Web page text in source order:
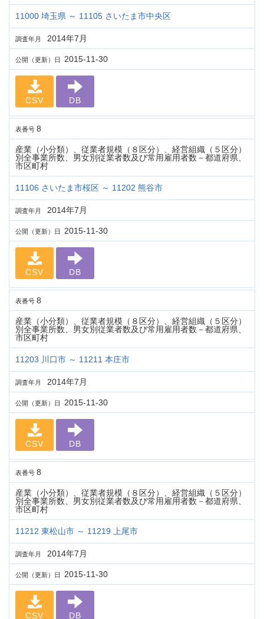
11000 埼玉県 ～ 11105 さいたま市中央区
調査年月 2014年7月
公開（更新）日 2015-11-30
CSV DB
表番号 8
産業（小分類）、従業者規模（８区分）、経営組織（５区分）
別全事業所数、男女別従業者数及び常用雇用者数－都道府県、
市区町村
11106 さいたま市桜区 ～ 11202 熊谷市
調査年月 2014年7月
公開（更新）日 2015-11-30
CSV DB
表番号 8
産業（小分類）、従業者規模（８区分）、経営組織（５区分）
別全事業所数、男女別従業者数及び常用雇用者数－都道府県、
市区町村
11203 川口市 ～ 11211 本庄市
調査年月 2014年7月
公開（更新）日 2015-11-30
CSV DB
表番号 8
産業（小分類）、従業者規模（８区分）、経営組織（５区分）
別全事業所数、男女別従業者数及び常用雇用者数－都道府県、
市区町村
11212 東松山市 ～ 11219 上尾市
調査年月 2014年7月
公開（更新）日 2015-11-30
CSV DB